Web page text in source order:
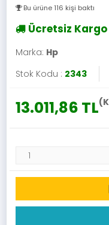
Bu ürüne 116 kişi baktı
Ücretsiz Kargo
Marka: Hp
Stok Kodu : 2343
13.011,86 TL